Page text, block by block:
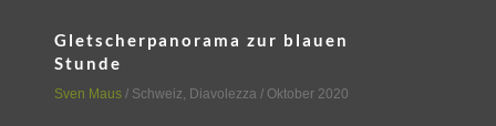
Gletscherpanorama zur blauen
Stunde
Sven Maus / Schweiz Diavolezza / Oktober 2020